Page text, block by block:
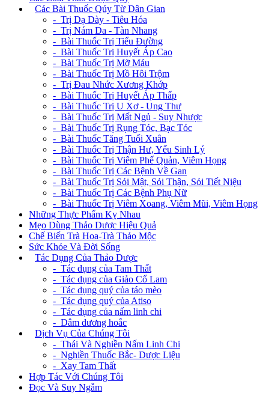
Các Bài Thuốc Qúy Từ Dân Gian
- Trị Dạ Dày - Tiêu Hóa
- Trị Nám Da - Tàn Nhang
- Bài Thuốc Trị Tiểu Đường
- Bài Thuốc Trị Huyết Áp Cao
- Bài Thuốc Trị Mỡ Máu
- Bài Thuốc Trị Mồ Hôi Trộm
- Trị Đau Nhức Xương Khớp
- Bài Thuốc Trị Huyết Áp Thấp
- Bài Thuốc Trị U Xơ - Ung Thư
- Bài Thuốc Trị Mất Ngủ - Suy Nhược
- Bài Thuốc Trị Rụng Tóc, Bạc Tóc
- Bài Thuốc Tăng Tuổi Xuân
- Bài Thuốc Trị Thận Hư, Yếu Sinh Lý
- Bài Thuốc Trị Viêm Phế Quản, Viêm Họng
- Bài Thuốc Trị Các Bệnh Về Gan
- Bài Thuốc Trị Sỏi Mật, Sỏi Thận, Sỏi Tiết Niệu
- Bài Thuốc Trị Các Bệnh Phụ Nữ
- Bài Thuốc Trị Viêm Xoang, Viêm Mũi, Viêm Họng
Những Thực Phẩm Kỵ Nhau
Mẹo Dùng Thảo Dược Hiệu Quả
Chế Biến Trà Hoa-Trà Thảo Mộc
Sức Khỏe Và Đời Sống
Tác Dụng Của Thảo Dược
- Tác dụng của Tam Thất
- Tác dụng của Giảo Cổ Lam
- Tác dụng quý của táo mèo
- Tác dụng quý của Atiso
- Tác dụng của nấm linh chi
- Dâm dương hoắc
Dịch Vụ Của Chúng Tôi
- Thái Và Nghiền Nấm Linh Chi
- Nghiền Thuốc Bắc- Dược Liệu
- Xay Tam Thất
Hợp Tác Với Chúng Tôi
Đọc Và Suy Ngẫm